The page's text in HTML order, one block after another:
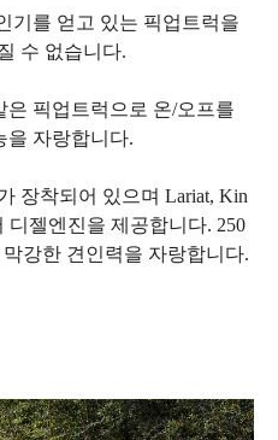
기를 얻고 있는 픽업트럭을
수 없습니다.
픽업트럭으로 온/오프를
을 자랑합니다.
장착되어 있으며 Lariat, Kin
디젤엔진을 제공합니다. 250
강한 견인력을 자랑합니다.